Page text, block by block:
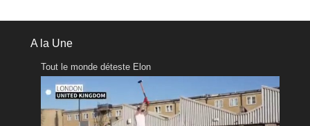
A la Une
Tout le monde déteste Elon